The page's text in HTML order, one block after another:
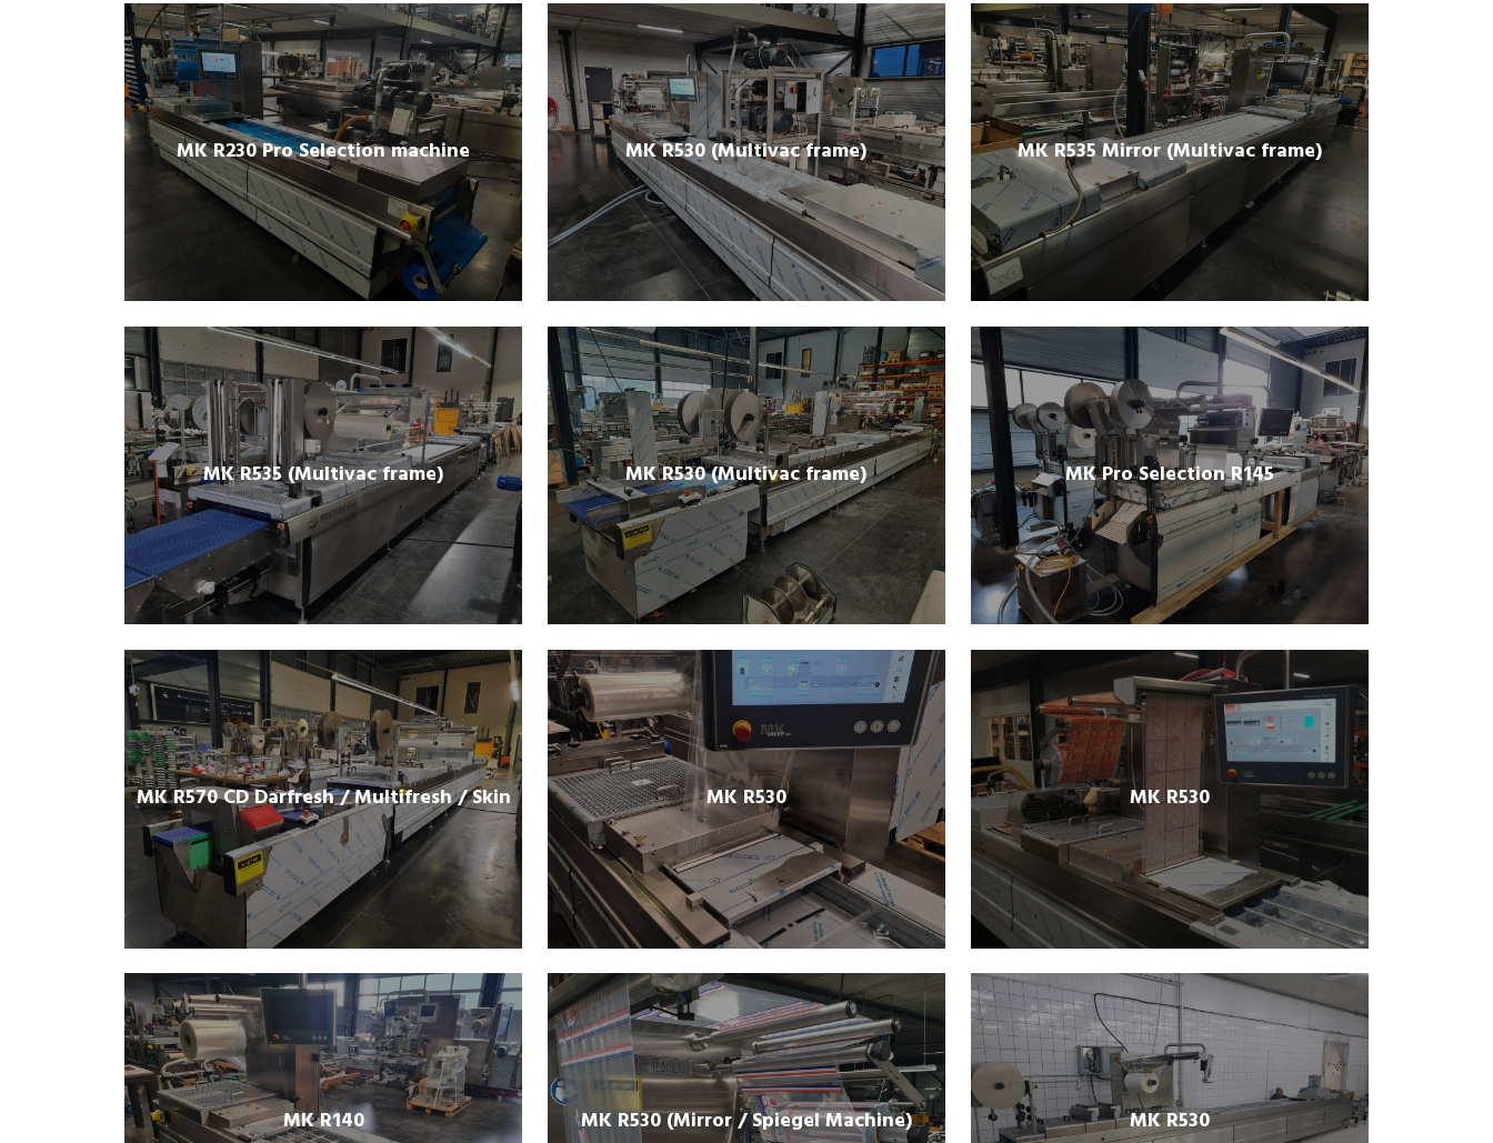
MK R230 Pro Selection machine MK R530 (Multivac frame) MK R535 Mirror (Multivac frame)
MK R535 (Multivac frame) MK R530 (Multivac frame) MK Pro Selection R145
MK R570 CD Darfresh / Multifresh / Skin MK R530 MK R530
MK R140 MK R530 (Mirror / Spiegel Machine) MK R530